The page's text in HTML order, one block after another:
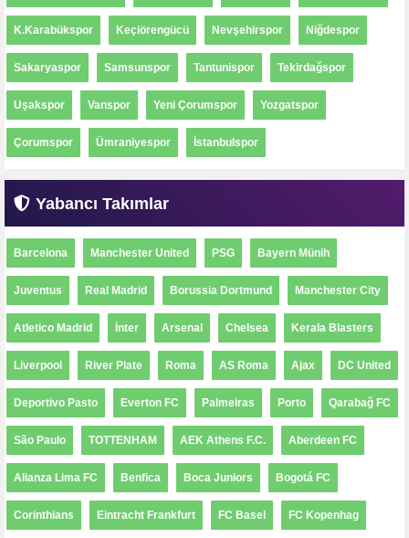
K.Karabükspor Keçiörengücü Nevşehirspor Niğdespor
Sakaryaspor Samsunspor Tantunispor Tekirdağspor
Uşakspor Vanspor Yeni Çorumspor Yozgatspor
Çorumspor Ümraniyespor İstanbulspor
Yabancı Takımlar
Barcelona Manchester United PSG Bayern Münih
Juventus Real Madrid Borussia Dortmund Manchester City
Atletico Madrid İnter Arsenal Chelsea Kerala Blasters
Liverpool River Plate Roma AS Roma Ajax DC United
Deportivo Pasto Everton FC Palmeiras Porto Qarabağ FC
São Paulo TOTTENHAM AEK Athens F.C. Aberdeen FC
Alianza Lima FC Benfica Boca Juniors Bogotá FC
Corinthians Eintracht Frankfurt FC Basel FC Kopenhag